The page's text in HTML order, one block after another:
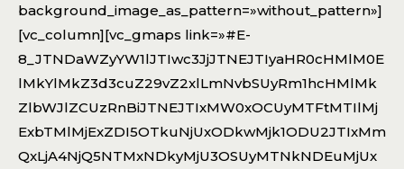
background_image_as_pattern=»without_pattern»]
[vc_column][vc_gmaps link=»#E-
8_JTNDaWZyYW1lJTIwc3JjJTNEJTIyaHR0cHMlM0E
lMkYlMkZ3d3cuZ29vZ2xlLmNvbSUyRm1hcHMlMk
ZlbWJlZCUzRnBiJTNEJTIxMW0xOCUyMTFtMTIlMj
ExbTMlMjExZDI5OTkuNjUxODkwMjk1ODU2JTIxMm
QxLjA4NjQ5NTMxNDkyMjU3OSUyMTNkNDEuMjUx